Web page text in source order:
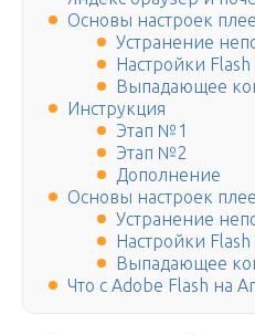
Основы настроек
Устранение
Настройки
Выпадающее
Инструкция
Этап №1
Этап №2
Дополнение
Основы настроек
Устранение
Настройки
Выпадающее
Что с Adobe Flash на